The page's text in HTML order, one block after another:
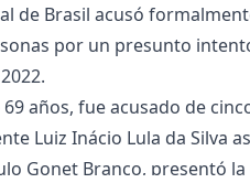
de Brasil acusó
por un presunto
años, fue acusado ​​de
Luiz Inácio Lula da Silva
Gonet Branco, presentó